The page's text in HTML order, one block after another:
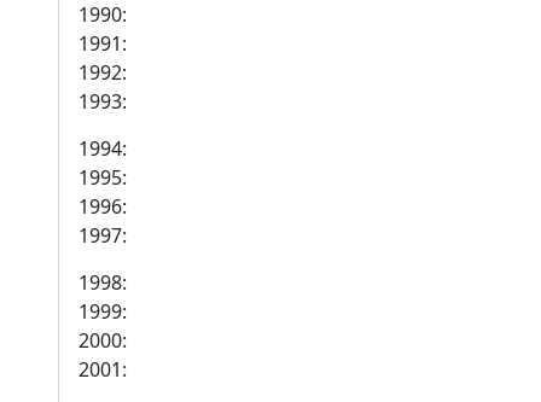
1990:
1991:
1992:
1993:
1994:
1995:
1996:
1997:
1998:
1999:
2000:
2001: